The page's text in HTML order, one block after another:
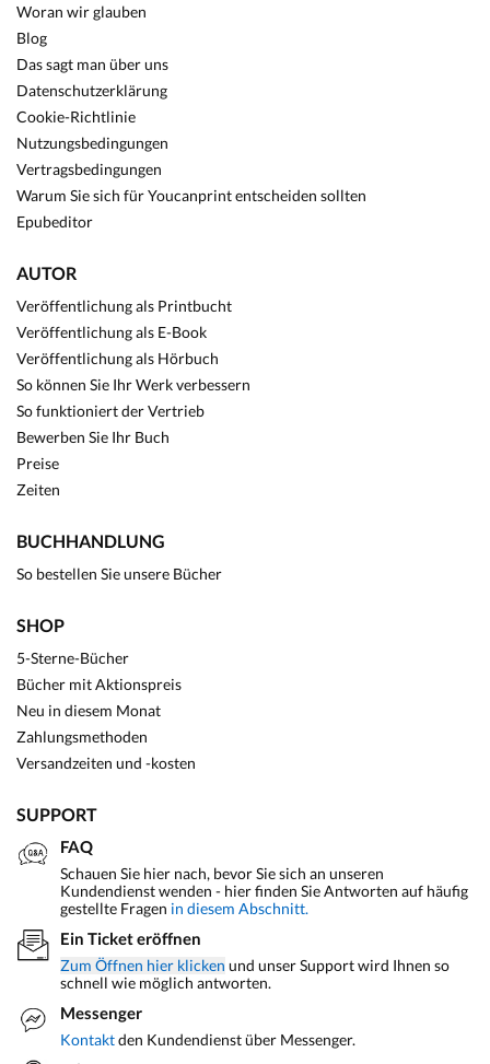
Woran wir glauben
Blog
Das sagt man über uns
Datenschutzerklärung
Cookie-Richtlinie
Nutzungsbedingungen
Vertragsbedingungen
Warum Sie sich für Youcanprint entscheiden sollten
Epubeditor
AUTOR
Veröffentlichung als Printbucht
Veröffentlichung als E-Book
Veröffentlichung als Hörbuch
So können Sie Ihr Werk verbessern
So funktioniert der Vertrieb
Bewerben Sie Ihr Buch
Preise
Zeiten
BUCHHANDLUNG
So bestellen Sie unsere Bücher
SHOP
5-Sterne-Bücher
Bücher mit Aktionspreis
Neu in diesem Monat
Zahlungsmethoden
Versandzeiten und -kosten
SUPPORT
FAQ
Schauen Sie hier nach, bevor Sie sich an unseren
Kundendienst wenden - hier finden Sie Antworten auf häufig
gestellte Fragen in diesem Abschnitt.
Ein Ticket eröffnen
Zum Öffnen hier klicken und unser Support wird Ihnen so
schnell wie möglich antworten.
Messenger
Kontaktden Kundendienst über Messenger.